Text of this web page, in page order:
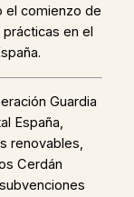
el comienzo de
en el
Guardia
España,
renovables,
Cerdán